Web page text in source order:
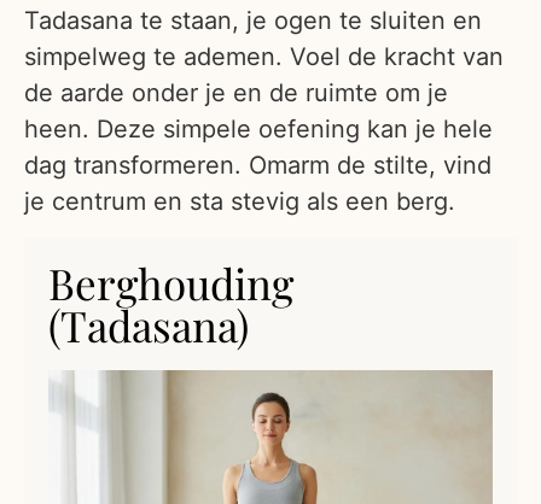
Tadasana te staan, je ogen te sluiten en
simpelweg te ademen. Voel de kracht van
de aarde onder je en de ruimte om je
heen. Deze simpele oefening kan je hele
dag transformeren. Omarm de stilte, vind
je centrum en sta stevig als een berg.
Berghouding
(Tadasana)